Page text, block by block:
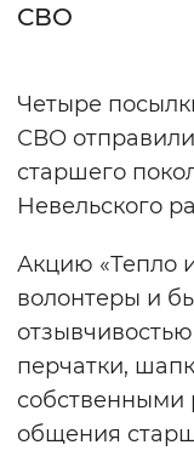
СВО
Четыре
СВО
старшего
Невельского
Акцию «Тепло
волонтеры и
перчатки,
собственными
общения